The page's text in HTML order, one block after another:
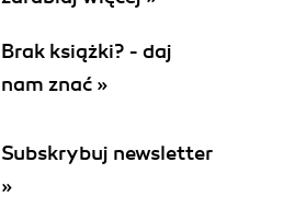
Brak książki? - daj
nam znać »
Subskrybuj newsletter
»